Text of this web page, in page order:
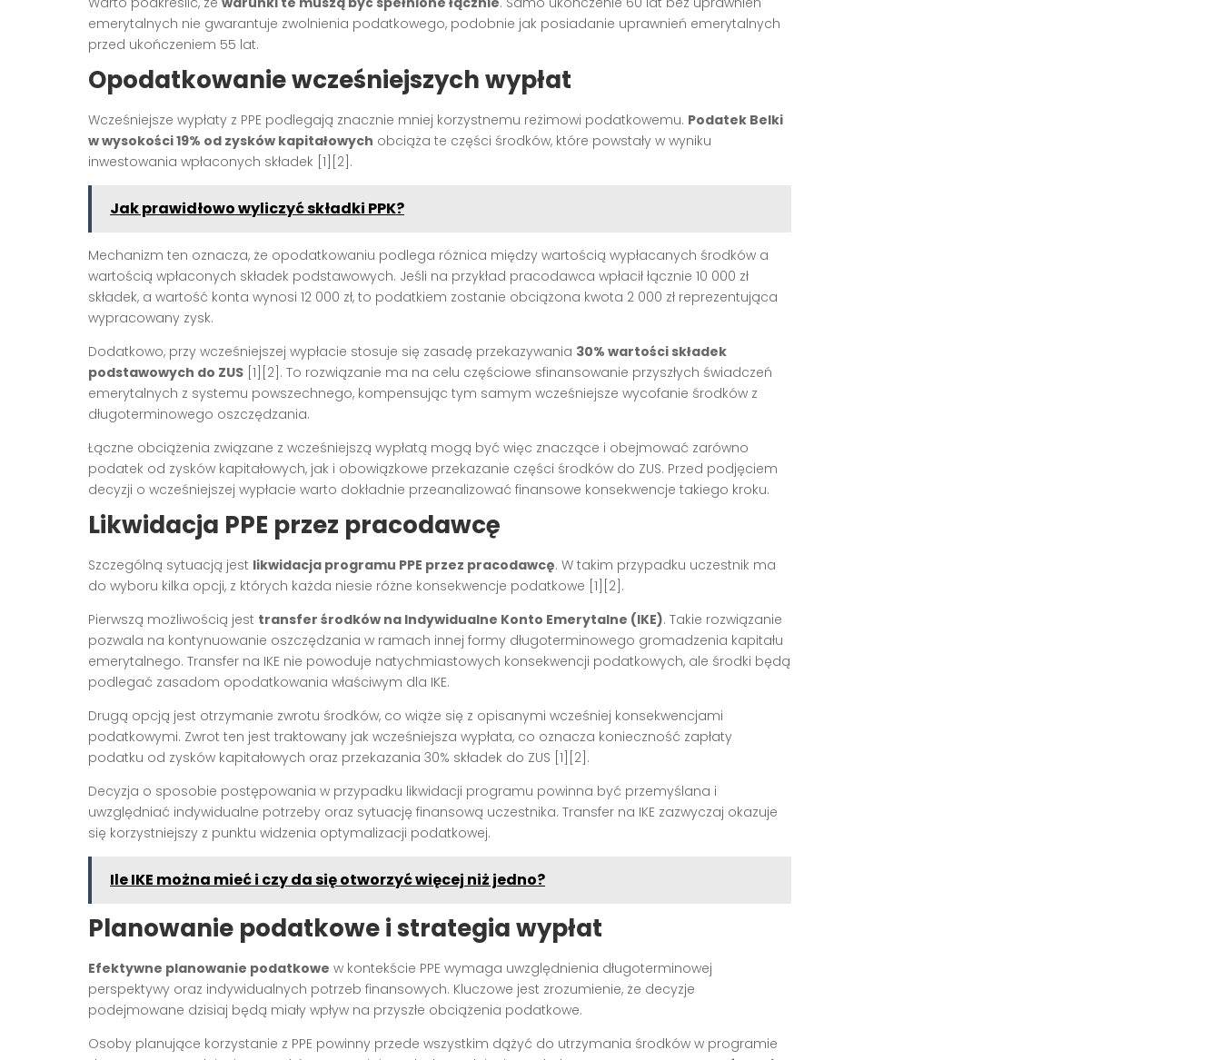
emerytalnych nie gwarantuje zwolnienia podatkowego, podobnie jak posiadanie uprawnień emerytalnych
przed ukończeniem 55 lat.
Opodatkowanie wcześniejszych wypłat
Wcześniejsze wypłaty z PPE podlegają znacznie mniej korzystnemu reżimowi podatkowemu. Podatek Belki
w wysokości 19% od zysków kapitałowych obciąża te części środków, które powstały w wyniku
inwestowania wpłaconych składek [1][2].
Jak prawidłowo wyliczyć składki PPK?
Mechanizm ten oznacza, że opodatkowaniu podlega różnica między wartością wypłacanych środków a
wartością wpłaconych składek podstawowych. Jeśli na przykład pracodawca wpłacił łącznie 10 000 zł
składek, a wartość konta wynosi 12 000 zł, to podatkiem zostanie obciążona kwota 2 000 zł reprezentująca
wypracowany zysk.
Dodatkowo, przy wcześniejszej wypłacie stosuje się zasadę przekazywania 30% wartości składek
podstawowych do ZUS [1][2]. To rozwiązanie ma na celu częściowe sfinansowanie przyszłych świadczeń
emerytalnych z systemu powszechnego, kompensując tym samym wcześniejsze wycofanie środków z
długoterminowego oszczędzania.
Łączne obciążenia związane z wcześniejszą wypłatą mogą być więc znaczące i obejmować zarówno
podatek od zysków kapitałowych, jak i obowiązkowe przekazanie części środków do ZUS. Przed podjęciem
decyzji o wcześniejszej wypłacie warto dokładnie przeanalizować finansowe konsekwencje takiego kroku.
Likwidacja PPE przez pracodawcę
Szczególną sytuacją jest likwidacja programu PPE przez pracodawcę. W takim przypadku uczestnik ma
do wyboru kilka opcji, z których każda niesie różne konsekwencje podatkowe [1][2].
Pierwszą możliwością jest transfer środków na Indywidualne Konto Emerytalne (IKE). Takie rozwiązanie
pozwala na kontynuowanie oszczędzania w ramach innej formy długoterminowego gromadzenia kapitału
emerytalnego. Transfer na IKE nie powoduje natychmiastowych konsekwencji podatkowych, ale środki będą
podlegać zasadom opodatkowania właściwym dla IKE.
Drugą opcją jest otrzymanie zwrotu środków, co wiąże się z opisanymi wcześniej konsekwencjami
podatkowymi. Zwrot ten jest traktowany jak wcześniejsza wypłata, co oznacza konieczność zapłaty
podatku od zysków kapitałowych oraz przekazania 30% składek do ZUS [1][2].
Decyzja o sposobie postępowania w przypadku likwidacji programu powinna być przemyślana i
uwzględniać indywidualne potrzeby oraz sytuację finansową uczestnika. Transfer na IKE zazwyczaj okazuje
się korzystniejszy z punktu widzenia optymalizacji podatkowej.
Ile IKE można mieć i czy da się otworzyć więcej niż jedno?
Planowanie podatkowe i strategia wypłat
Efektywne planowanie podatkowe w kontekście PPE wymaga uwzględnienia długoterminowej
perspektywy oraz indywidualnych potrzeb finansowych. Kluczowe jest zrozumienie, że decyzje
podejmowane dzisiaj będą miały wpływ na przyszłe obciążenia podatkowe.
Osoby planujące korzystanie z PPE powinny przede wszystkim dążyć do utrzymania środków w programie